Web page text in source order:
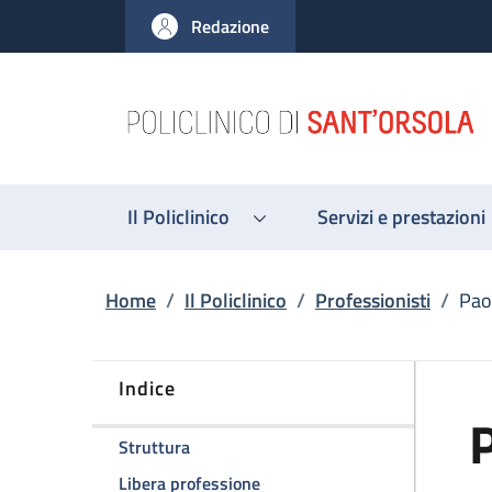
al contenuto principale
to footer content
Redazione
Il Policlinico Servizi e prestazioni
Briciole di pane
Home / Il Policlinico / Professionisti /
Indice
Strutturadella pagina Paola Prestinenzi
Libera professionedella pagina Paola Prestinenzi